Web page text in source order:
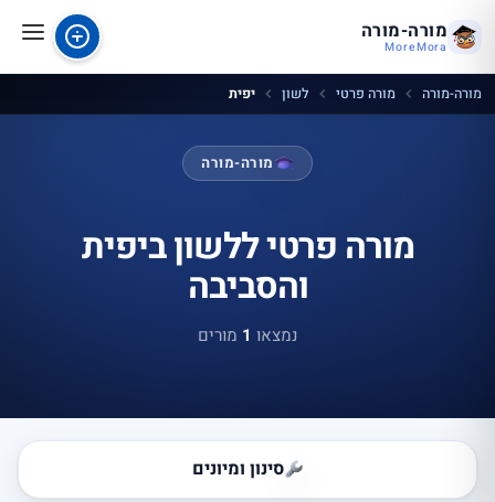
מורה-מורה
MoreMora
מורה-מורה מורה פרטי לשון יפית
מורה-מורה
מורה פרטי ללשון ביפית
והסביבה
נמצאו 1 מורים
סינון ומיונים